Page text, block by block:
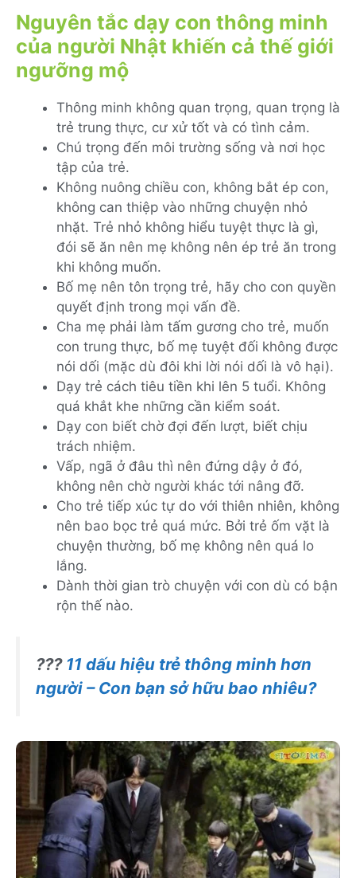
Nguyên tắc dạy con thông minh
của người Nhật khiến cả thế giới
ngưỡng mộ
Thông minh không quan trọng, quan trọng là
trẻ trung thực, cư xử tốt và có tình cảm.
Chú trọng đến môi trường sống và nơi học
tập của trẻ.
Không nuông chiều con, không bắt ép con,
không can thiệp vào những chuyện nhỏ
nhặt. Trẻ nhỏ không hiểu tuyệt thực là gì,
đói sẽ ăn nên mẹ không nên ép trẻ ăn trong
khi không muốn.
Bố mẹ nên tôn trọng trẻ, hãy cho con quyền
quyết định trong mọi vấn đề.
Cha mẹ phải làm tấm gương cho trẻ, muốn
con trung thực, bố mẹ tuyệt đối không được
nói dối (mặc dù đôi khi lời nói dối là vô hại).
Dạy trẻ cách tiêu tiền khi lên 5 tuổi. Không
quá khắt khe những cần kiểm soát.
Dạy con biết chờ đợi đến lượt, biết chịu
trách nhiệm.
Vấp, ngã ở đâu thì nên đứng dậy ở đó,
không nên chờ người khác tới nâng đỡ.
Cho trẻ tiếp xúc tự do với thiên nhiên, không
nên bao bọc trẻ quá mức. Bởi trẻ ốm vặt là
chuyện thường, bố mẹ không nên quá lo
lắng.
Dành thời gian trò chuyện với con dù có bận
rộn thế nào.
??? 11 dấu hiệu trẻ thông minh hơn
người – Con bạn sở hữu bao nhiêu?